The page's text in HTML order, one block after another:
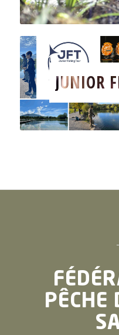
JUNIOR
PÊCHE